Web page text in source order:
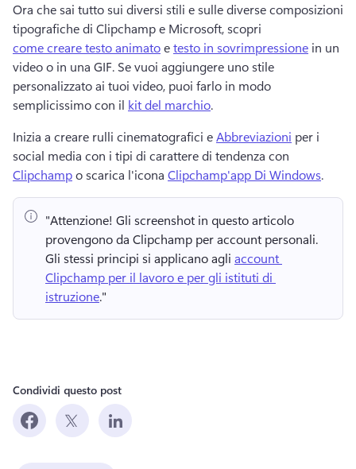
Ora che sai tutto sui diversi stili e sulle diverse composizioni
tipografiche di Clipchamp e Microsoft, scopri
come creare testo animato e testo in sovrimpressione in un
video o in una GIF. Se vuoi aggiungere uno stile
personalizzato ai tuoi video, puoi farlo in modo
semplicissimo con il kit del marchio.
Inizia a creare rulli cinematografici e Abbreviazioni per i
social media con i tipi di carattere di tendenza con
Clipchamp o scarica l'icona Clipchamp'app Di Windows.
"Attenzione! Gli screenshot in questo articolo
Gli stessi principi si applicano agli account
Clipchamp per il lavoro e per gli istituti di
istruzione."
Condividi questo post